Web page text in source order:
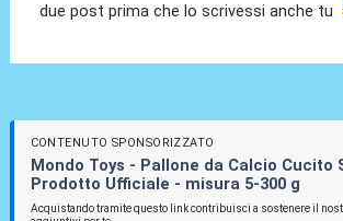
due post prima che lo scrivessi anche tu
CONTENUTO SPONSORIZZATO
Mondo Toys - Pallone da Calcio Cucito
Prodotto Ufficiale - misura 5-300 g
Acquistando tramite questo link contribuisci a sostenere il